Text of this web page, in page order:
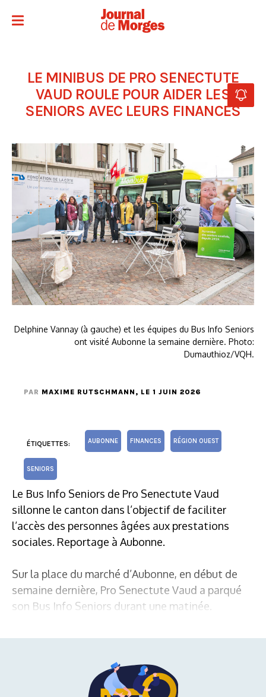
LE MINIBUS DE PRO SENECTUTE
VAUD ROULE POUR AIDER LES
SENIORS AVEC LEURS FINANCES
Delphine Vannay (à gauche) et les équipes du Bus Info Seniors
ont visité Aubonne la semaine dernière. Photo:
Dumauthioz/VQH.
PAR MAXIME RUTSCHMANN , LE 1 JUIN 2026
ÉTIQUETTES: AUBONNE FINANCES RÉGION OUEST
SENIORS
Le Bus Info Seniors de Pro Senectute Vaud
sillonne le canton dans l’objectif de faciliter
l’accès des personnes âgées aux prestations
sociales. Reportage à Aubonne.
Sur la place du marché d’Aubonne, en début de
semaine dernière, Pro Senectute Vaud a parqué
son Bus Info Seniors durant une matinée.